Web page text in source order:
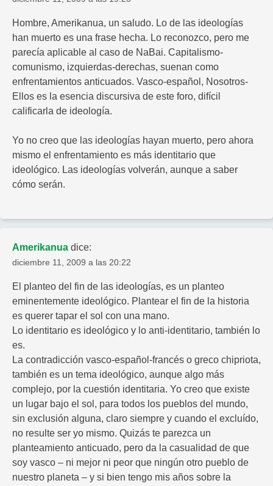
Hombre, Amerikanua, un saludo. Lo de las ideologías
han muerto es una frase hecha. Lo reconozco, pero me
parecía aplicable al caso de NaBai. Capitalismo-
comunismo, izquierdas-derechas, suenan como
enfrentamientos anticuados. Vasco-español, Nosotros-
Ellos es la esencia discursiva de este foro, difícil
calificarla de ideología.
Yo no creo que las ideologías hayan muerto, pero ahora
mismo el enfrentamiento es más identitario que
ideológico. Las ideologías volverán, aunque a saber
cómo serán.
Amerikanua dice:
diciembre 11, 2009 a las 20:22
El planteo del fin de las ideologías, es un planteo
eminentemente ideológico. Plantear el fin de la historia
es querer tapar el sol con una mano.
Lo identitario es ideológico y lo anti-identitario, también lo
es.
La contradicción vasco-español-francés o greco chipriota,
también es un tema ideológico, aunque algo más
complejo, por la cuestión identitaria. Yo creo que existe
un lugar bajo el sol, para todos los pueblos del mundo,
sin exclusión alguna, claro siempre y cuando el excluído,
no resulte ser yo mismo. Quizás te parezca un
planteamiento anticuado, pero da la casualidad de que
soy vasco – ni mejor ni peor que ningún otro pueblo de
nuestro planeta – y si bien tengo mis años sobre la